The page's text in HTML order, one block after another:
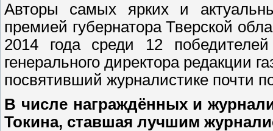
Авторы самых ярких и
премией губернатора Тверской
2014 года среди 12
генерального директора редакции
посвятивший журналистике почти
В числе награждённых и
Токина, ставшая лучшим